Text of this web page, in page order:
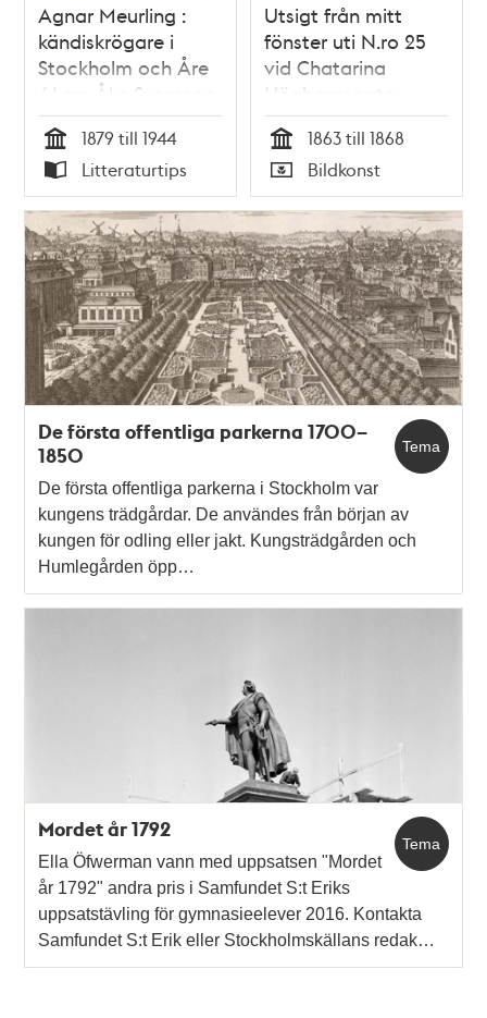
Agnar Meurling :
kändiskrögare i
Stockholm och Åre
/ Lars-Åke Svensson
Tid
1879 till 1944
Typ
Litteraturtips
Utsigt från mitt
fönster uti N.ro 25
vid Chatarina
Högbergsgata.
Johan Edholm (går
på lection till)
Undertecknad
Tid
1863 till 1868
Typ
Bildkonst
Tema
De första offentliga parkerna 1700–
1850
De första offentliga parkerna i Stockholm var
kungens trädgårdar. De användes från början av
kungen för odling eller jakt. Kungsträdgården och
Humlegården öpp…
Tema
Mordet år 1792
Ella Öfwerman vann med uppsatsen "Mordet
år 1792" andra pris i Samfundet S:t Eriks
uppsatstävling för gymnasieelever 2016. Kontakta
Samfundet S:t Erik eller Stockholmskällans redak…